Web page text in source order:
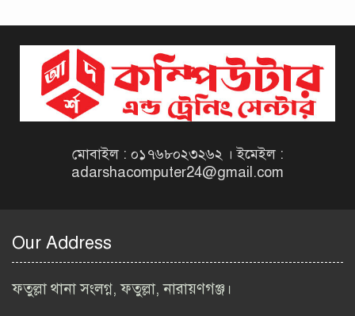
বিজ্ঞপ্তি ২০২৬ | Taxes Zone
Dinajpur Job Circular 2026
বেসরকারি সংস্থা সেতু (SETU)
Job Circular 2026
২০২৬ | BIWTA Job Circular
মোবাইল : ০১৭৬৮০২৩২৬২ । ইমেইল :
adarshacomputer24@gmail.com
Our Address
ফতুল্লা থানা সংলগ্ন, ফতুল্লা, নারায়ণগঞ্জ।